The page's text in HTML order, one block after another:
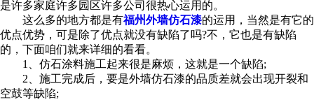
是许多家庭许多园区许多公司很热心运用的。
这么多的地方都是有福州外墙仿石漆的运用，当然是有它的
优点优势，可是除了优点就没有缺陷了吗?不，它也是有缺陷
的，下面咱们就来详细的看看。
1、仿石涂料施工起来很是麻烦，这就是一个缺陷;
2、施工完成后，要是外墙仿石漆的品质差就会出现开裂和
空鼓等缺陷;